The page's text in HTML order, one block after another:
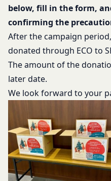
below, fill in the form,
confirming the
After the campaign
donated through ECO to
The amount of the
later date.
We look forward to your
る義務及び当該措置によ
する義務並びにその他一
します。
第9条（当社が提供する
産権等）
本サービスを通じて会
ト、デザイン、写真、画
像、プログラム等（以
す。）の著作権、商標
は全て当社または当社
る者に帰属するもので
侵害する行為を行わな
目的の如何を問わず、
他掲載内容の全部また
用（複製、改変、転用